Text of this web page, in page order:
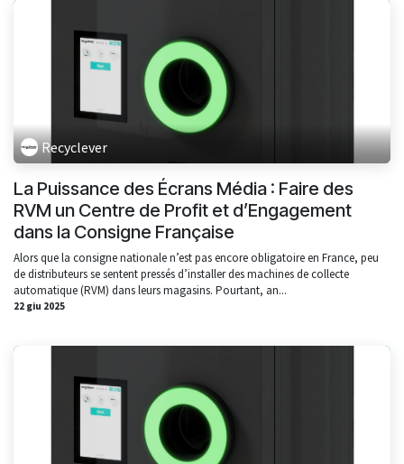
Recyclever
La Puissance des Écrans Média : Faire des
RVM un Centre de Profit et d’Engagement
dans la Consigne Française
Alors que la consigne nationale n’est pas encore obligatoire en France, peu
de distributeurs se sentent pressés d’installer des machines de collecte
automatique (RVM) dans leurs magasins. Pourtant, an...
22 giu 2025